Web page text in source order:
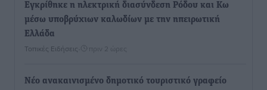
Εγκρίθηκε η ηλεκτρική διασύνδεση Ρόδου και Κω
μέσω υποβρύχιων καλωδίων με την ηπειρωτική
Ελλάδα
Τοπικές Ειδήσεις πριν 2 ώρες
Νέο ανακαινισμένο δημοτικό τουριστικό γραφείο